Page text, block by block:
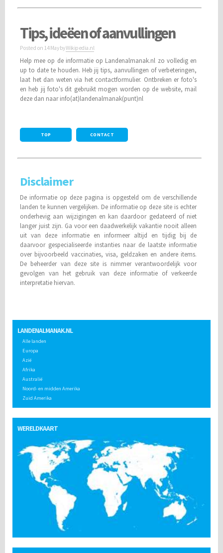
Tips, ideëen of aanvullingen
Posted on 14 MaybyWikipedia.nl
Help mee op de informatie op Landenalmanak.nl zo volledig en
up to date te houden. Heb jij tips, aanvullingen of verbeteringen,
laat het dan weten via het contactformulier. Ontbreken er foto's
en heb jij foto's dit gebruikt mogen worden op de website, mail
deze dan naar info(at)landenalmanak(punt)nl
TOP CONTACT
Disclaimer
De informatie op deze pagina is opgesteld om de verschillende
landen te kunnen vergelijken. De informatie op deze site is echter
onderhevig aan wijzigingen en kan daardoor gedateerd of niet
langer juist zijn. Ga voor een daadwerkelijk vakantie nooit alleen
uit van deze informatie en informeer altijd en tijdig bij de
daarvoor gespecialiseerde instanties naar de laatste informatie
over bijvoorbeeld vaccinaties, visa, geldzaken en andere items.
De beheerder van deze site is nimmer verantwoordelijk voor
gevolgen van het gebruik van deze informatie of verkeerde
interpretatie hiervan.
LANDENALMANAK.NL
Alle landen
Europa
Azië
Afrika
Australië
Noord- en midden Amerika
Zuid Amerika
WERELDKAART